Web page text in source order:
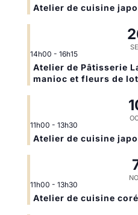
Atelier de cuisine
14h00 - 16h15
Atelier de Pâtisserie
manioc et fleurs de
11h00 - 13h30
Atelier de cuisine
11h00 - 13h30
Atelier de cuisine